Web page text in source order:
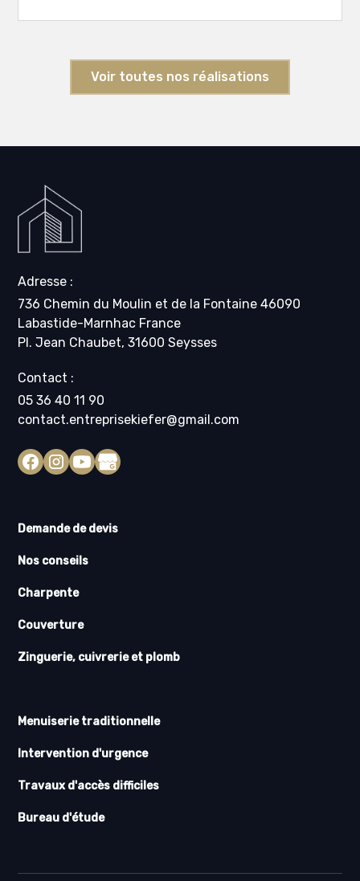
Voir toutes nos réalisations
Adresse :
736 Chemin du Moulin et de la Fontaine 46090
Labastide-Marnhac France
Pl. Jean Chaubet, 31600 Seysses
Contact :
05 36 40 11 90
contact.entreprisekiefer@gmail.com
Demande de devis
Nos conseils
Charpente
Couverture
Zinguerie, cuivrerie et plomb
Menuiserie traditionnelle
Intervention d'urgence
Travaux d'accès difficiles
Bureau d'étude